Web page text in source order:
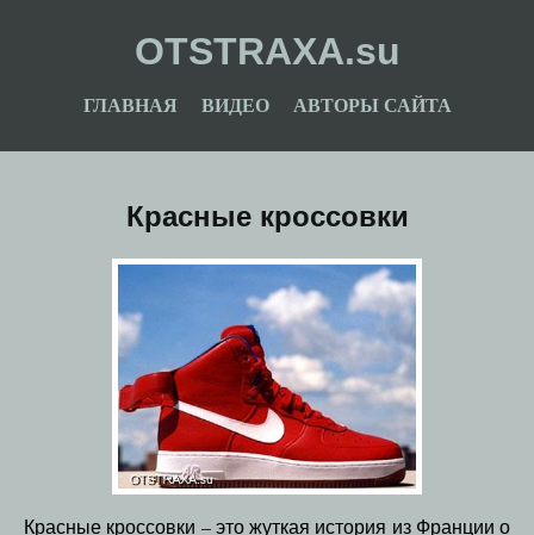
OTSTRAXA.su
ГЛАВНАЯ ВИДЕО АВТОРЫ САЙТА
Красные кроссовки
Красные кроссовки – это жуткая история из Франции о